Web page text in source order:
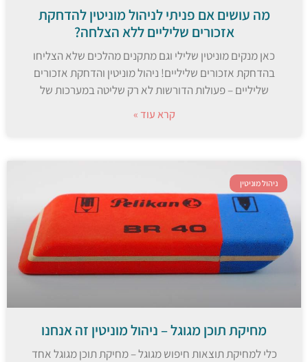
מה עושים אם פניתי לניהול מוניטין להדחקת
אזכורים שליליים ללא הצלחה?
כאן מנקים מוניטין שלילי וגם מתקנים מהלכים שלא הצליחו
בהדחקת אזכורים שליליים! ניהול מוניטין והדחקת אזכורים
שליליים – פעולות הדורשות לא רק שליטה במערכות של
קרא עוד »
ניהול מוניטין
מחיקת תוכן מגוגל – ניהול מוניטין זה אנחנו
כלי למחיקת תוצאות חיפוש מגוגל – מחיקת תוכן מגוגל אחד